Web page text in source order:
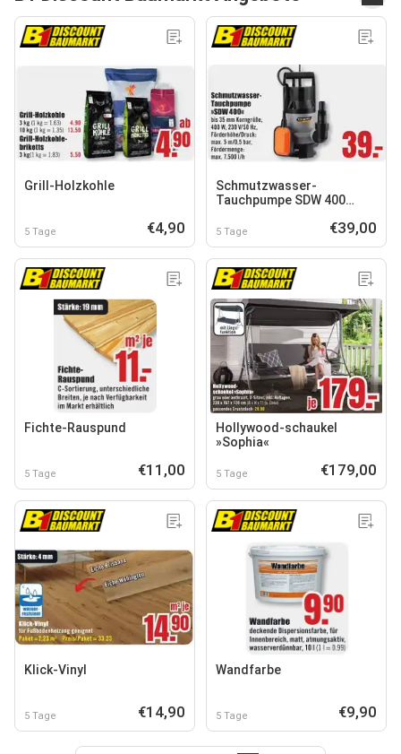
Grill-Holzkohle
5 Tage €4,90
Schmutzwasser-
Tauchpumpe SDW 400
5 Tage €39,00
Fichte-Rauspund
5 Tage €11,00
Hollywood-schaukel
»Sophia«
5 Tage €179,00
Klick-Vinyl
5 Tage €14,90
Wandfarbe
5 Tage €9,90